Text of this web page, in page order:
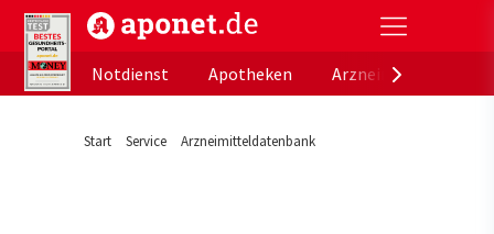
aponet.de - Das offizielle Gesundheitsportal der
Notdienst
Apotheken
Start Service Arzneimitteldatenbank